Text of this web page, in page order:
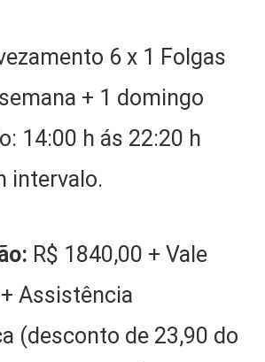
6 x 1 Folgas
+ 1 domingo
14:00 h ás 22:20 h
intervalo.
R$ 1840,00 + Vale
Assistência
(desconto de 23,90 do